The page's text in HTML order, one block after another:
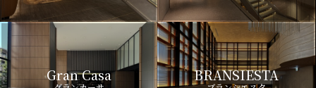
Gran Casa BRANSIESTA